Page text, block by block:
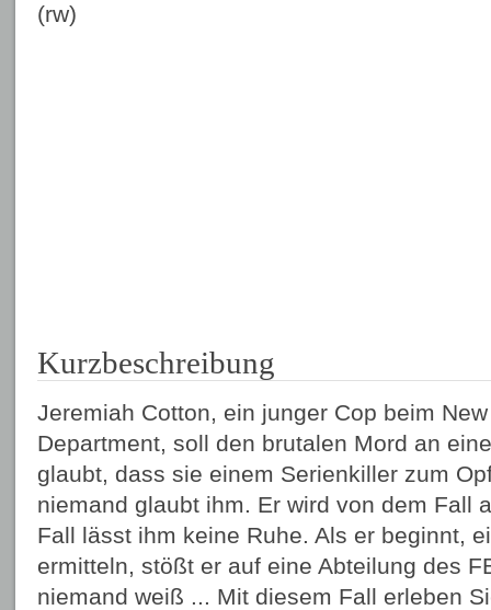
(rw)
Kurzbeschreibung
Jeremiah Cotton, ein junger Cop beim
Department, soll den brutalen Mord an
glaubt, dass sie einem Serienkiller zum
niemand glaubt ihm. Er wird von dem Fall
Fall lässt ihm keine Ruhe. Als er beginnt,
ermitteln, stößt er auf eine Abteilung des
niemand weiß ... Mit diesem Fall erleben